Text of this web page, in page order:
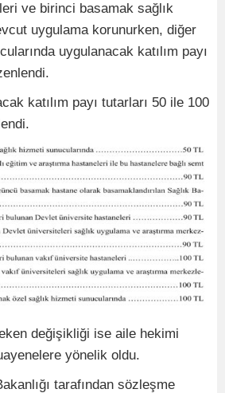
ve birinci basamak sağlık
uygulama korunurken, diğer
uygulanacak katılım payı
katılım payı tutarları 50 ile 100
değişikliği ise aile hekimi
yönelik oldu.
tarafından sözleşme